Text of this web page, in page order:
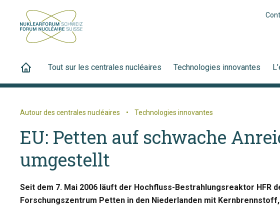
Tout sur les centrales nucléaires Technologies innovantes
Autour des centrales nucléaires • Technologies innovantes
EU: Petten auf schwache
umgestellt
Seit dem 7. Mai 2006 läuft der Hochfluss-Bestrahlungsreaktor HFR
Forschungszentrum Petten in den Niederlanden mit